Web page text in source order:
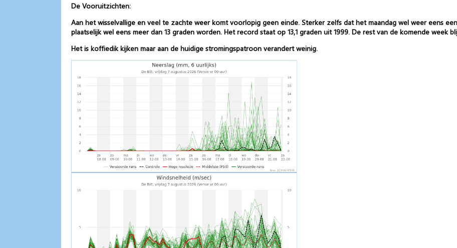
De Vooruitzichten:
Aan het wisselvallige en veel te zachte weer komt voorlopig geen einde. Sterker zelfs dat het maandag wel weer eens
plaatselijk wel eens meer dan 13 graden worden. Het record staat op 13,1 graden uit 1999. De rest van de komende week
Het is koffiedik kijken maar aan de huidige stromingspatroon verandert weinig.